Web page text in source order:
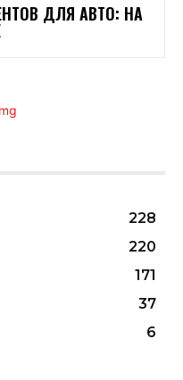
ДЛЯ АВТО: НА
228
220
171
37
6